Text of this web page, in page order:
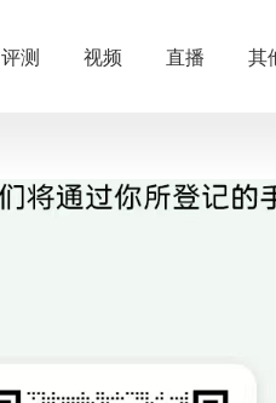
评测 视频 直播 其